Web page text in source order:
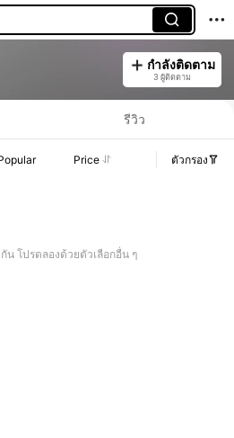
กำลังติดตาม
3 ผู้ติดตาม
รีวิว
Price ตัวกรอง
น โปรดลองด้วยตัวเลือกอื่น ๆ